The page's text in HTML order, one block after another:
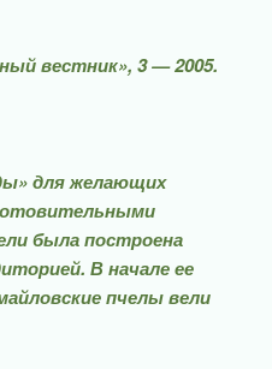
вестник», 3 — 2005.
для желающих
была построена
В на­чале ее
пчелы вели